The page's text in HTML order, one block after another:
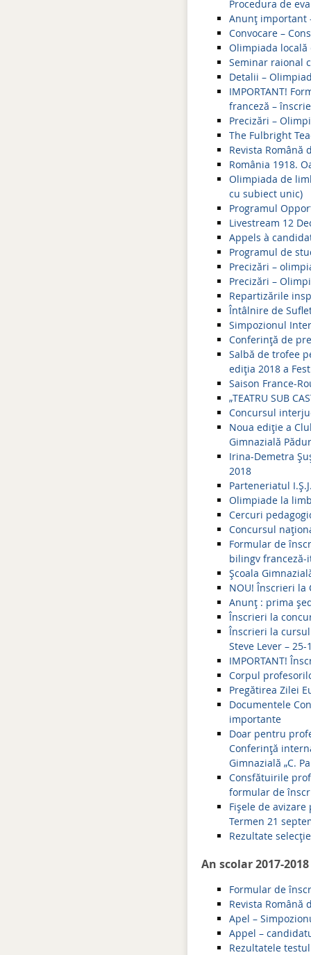
Procedura de
Anunţ important
Convocare –
Olimpiada
Seminar raional
Detalii –
IMPORTANT!
franceză –
Precizări –
The Fulbright
Revista Română
România 1918.
Olimpiada de
cu subiect unic)
Programul
Livestream 12
Appels à
Programul de
Precizări –
Precizări –
Repartizările
Întâlnire de
Simpozionul
Conferință de
Salbă de trofee
ediţia 2018 a
Saison France-
„TEATRU SUB
Concursul
Noua ediţie a
Gimnazială
Irina-Demetra
2018
Parteneriatul
Olimpiade la
Cercuri
Concursul
Formular de
bilingv franceză-
Şcoala
NOU! Înscrieri la
Anunţ : prima
Înscrieri la
Înscrieri la
Steve Lever – 25-
IMPORTANT!
Corpul
Pregătirea Zilei
Documentele
importante
Doar pentru
Conferinţă
Gimnazială „C.
Consfătuirile
formular de
Fişele de
Termen 21
Rezultate
An scolar 2017-2018
Formular de
Revista Română
Apel –
Appel –
Rezultatele